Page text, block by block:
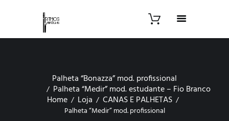
Palheta “Bonazza” mod. profissional
Palheta “Medir” mod. estudante – Fio Branco
Home
Loja CANAS E PALHETAS
Palheta “Medir” mod. profissional